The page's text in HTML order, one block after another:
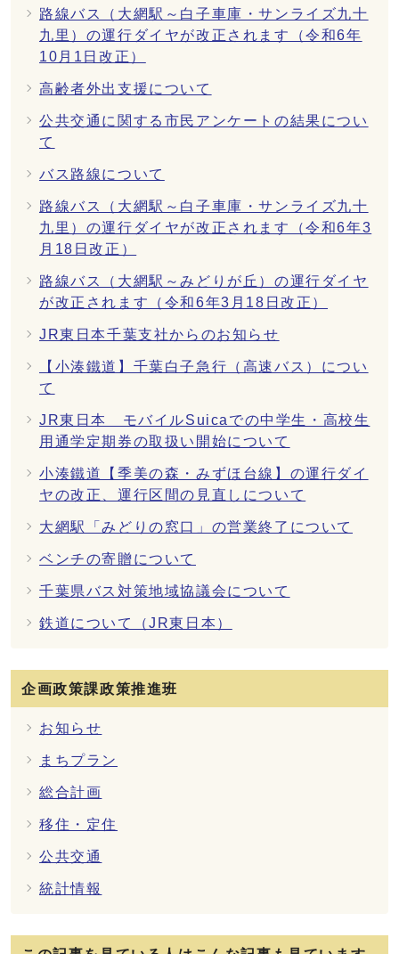
路線バス（大網駅～白子車庫・サンライズ九十
九里）の運行ダイヤが改正されます（令和6年
10月1日改正）
高齢者外出支援について
公共交通に関する市民アンケートの結果につい
て
バス路線について
路線バス（大網駅～白子車庫・サンライズ九十
九里）の運行ダイヤが改正されます（令和6年3
月18日改正）
路線バス（大網駅～みどりが丘）の運行ダイヤ
が改正されます（令和6年3月18日改正）
JR東日本千葉支社からのお知らせ
【小湊鐵道】千葉白子急行（高速バス）につい
て
JR東日本 モバイルSuicaでの中学生・高校生
用通学定期券の取扱い開始について
小湊鐵道【季美の森・みずほ台線】の運行ダイ
ヤの改正、運行区間の見直しについて
大網駅「みどりの窓口」の営業終了について
ベンチの寄贈について
千葉県バス対策地域協議会について
鉄道について（JR東日本）
企画政策課政策推進班
お知らせ
まちプラン
総合計画
移住・定住
公共交通
統計情報